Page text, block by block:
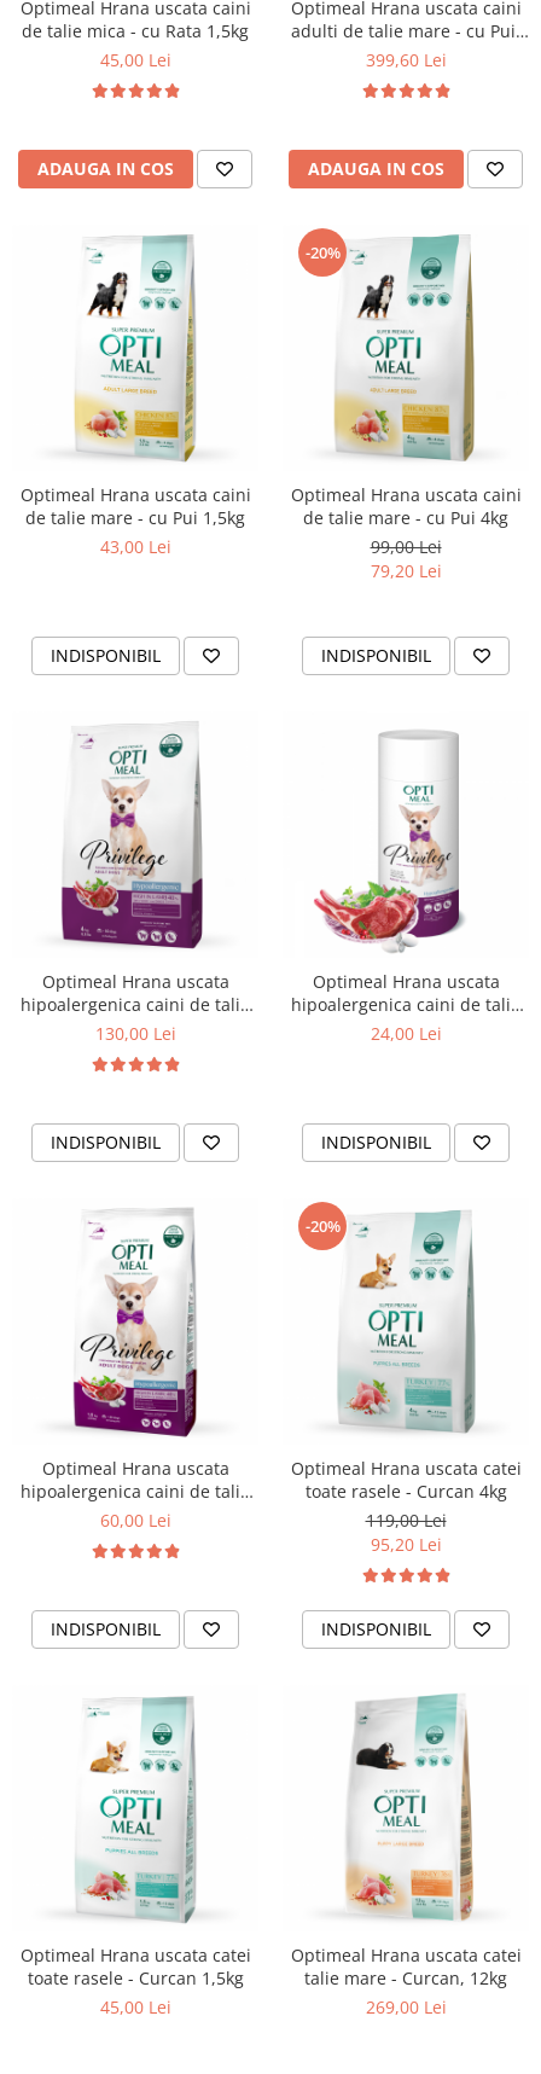
Optimeal Hrana uscata caini
de talie mica - cu Rata 1,5kg
45,00 Lei
ADAUGA IN COS
Optimeal Hrana uscata caini
adulti de talie mare - cu Pui,
20kg
399,60 Lei
ADAUGA IN COS
Optimeal Hrana uscata caini
de talie mare - cu Pui 1,5kg
43,00 Lei
INDISPONIBIL
-20%
Optimeal Hrana uscata caini
de talie mare - cu Pui 4kg
99,00 Lei
79,20 Lei
INDISPONIBIL
Optimeal Hrana uscata
hipoalergenica caini de talie
mica - Miel si orez, 4kg
130,00 Lei
INDISPONIBIL
Optimeal Hrana uscata
hipoalergenica caini de talie
mica - Miel si orez 0,65 kg
24,00 Lei
INDISPONIBIL
Optimeal Hrana uscata
hipoalergenica caini de talie
mica - Miel si orez, 1,5kg
60,00 Lei
INDISPONIBIL
-20%
Optimeal Hrana uscata catei
toate rasele - Curcan 4kg
119,00 Lei
95,20 Lei
INDISPONIBIL
Optimeal Hrana uscata catei
toate rasele - Curcan 1,5kg
45,00 Lei
Optimeal Hrana uscata catei
talie mare - Curcan, 12kg
269,00 Lei